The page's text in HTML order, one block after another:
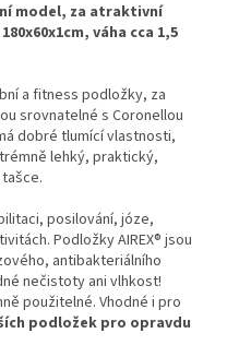
model, za atraktivní
váha cca 1,5
a fitness podložky, za
srovnatelné s Coronellou
dobré tlumící vlastnosti,
lehký, praktický,
posilování, józe,
Podložky AIREX® jsou
antibakteriálního
nečistoty ani vlhkost!
použitelné. Vhodné i pro
podložek pro opravdu